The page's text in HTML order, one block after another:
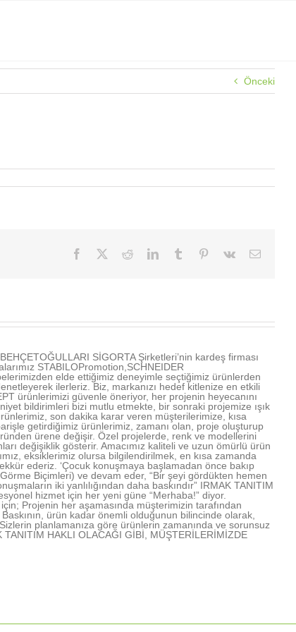
Önceki
Facebook RedditLinkedInTumblr Pinterest
Vk
E-
SİGORTA Şirketleri’nin kardeş firması
STABILOPromotion,SCHNEIDER
elde ettiğimiz deneyimle seçtiğimiz ürünlerden
ilerleriz. Biz, markanızı hedef kitlenize en etkili
ürünlerimizi güvenle öneriyor, her projenin heyecanını
bildirimleri bizi mutlu etmekte, bir sonraki projemize ışık
son dakika karar veren müşterilerimize, kısa
getirdiğimiz ürünlerimiz, zamanı olan, proje oluşturup
ürene değişir. Özel projelerde, renk ve modellerini
değişiklik gösterir. Amacımız kaliteli ve uzun ömürlü ürün
eksiklerimiz olursa bilgilendirilmek, en kısa zamanda
ederiz. ‘Çocuk konuşmaya başlamadan önce bakıp
Biçimleri) ve devam eder, “Bir şeyi gördükten hemen
iki yanlılığından daha baskındır” IRMAK TANITIM
hizmet için her yeni güne “Merhaba!” diyor.
Projenin her aşamasında müşterimizin tarafından
ürün kadar önemli olduğunun bilincinde olarak,
planlamanıza göre ürünlerin zamanında ve sorunsuz
HAKLI OLACAĞI GİBİ, MÜŞTERİLERİMİZDE